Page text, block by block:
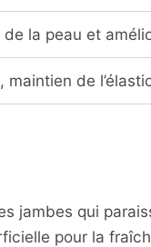
de la peau et
maintien de
jambes qui
pour la